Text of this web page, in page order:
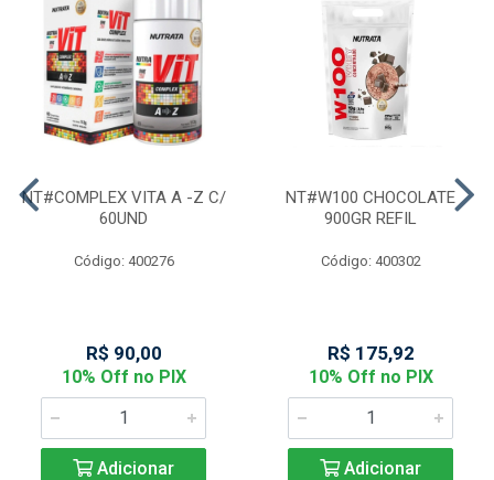
NT#COMPLEX VITA A -Z C/
60UND
Código: 400276
R$ 90,00
10% Off no PIX
Adicionar
NT#W100 CHOCOLATE
900GR REFIL
Código: 400302
R$ 175,92
10% Off no PIX
Adicionar